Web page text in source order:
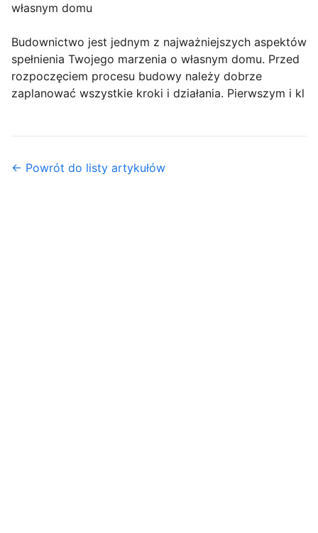
własnym domu
Budownictwo jest jednym z najważniejszych aspektów
spełnienia Twojego marzenia o własnym domu. Przed
rozpoczęciem procesu budowy należy dobrze
zaplanować wszystkie kroki i działania. Pierwszym i kl
← Powrót do listy artykułów